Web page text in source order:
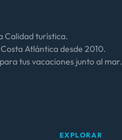
Calidad turística.
Atlántica desde 2010.
tus vacaciones junto al mar.
EXPLORAR